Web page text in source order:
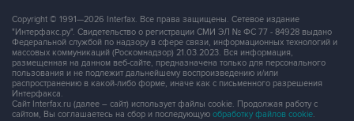
Copyright © 1991—2026 Interfax. Все права защищены. Сетевое издание
"Интерфакс.ру". Свидетельство о регистрации СМИ ЭЛ № ФС 77 - 84928 выдано
Федеральной службой по надзору в сфере связи, информационных технологий и
массовых коммуникаций (Роскомнадзор) 21.03.2023. Вся информация,
размещенная на данном веб-сайте, предназначена только для персонального
пользования и не подлежит дальнейшему воспроизведению и/или
распространению в какой-либо форме, иначе как с письменного разрешения
Интерфакса.
Сайт Interfax.ru (далее – сайт) использует файлы cookie. Продолжая работу с
сайтом, Вы соглашаетесь на сбор и последующую обработку файлов cookie.